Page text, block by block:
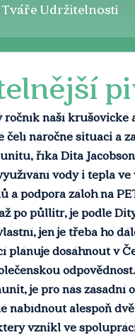
Tváře Udržitelnosti
ročník naší
čelí náročné situaci a
říká Dita
vody i tepla
a podpora záloh na
po půllitr, je podle
jen je třeba ho
plánuje dosáhnout v
je pro nás zásadní
nabídnout alespoň
vznikl ve